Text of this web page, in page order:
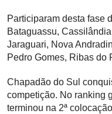
Participaram desta fase
Bataguassu,
Jaraguari, Nova
Pedro Gomes, Ribas do
Chapadão do Sul
competição. No ranking
terminou na 2ª